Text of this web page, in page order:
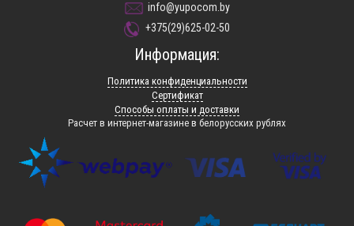
info@yupocom.by
+375(29)625-02-50
Информация:
Политика конфиденциальности
Сертификат
Способы оплаты и доставки
Расчет в интернет-магазине в белорусских рублях